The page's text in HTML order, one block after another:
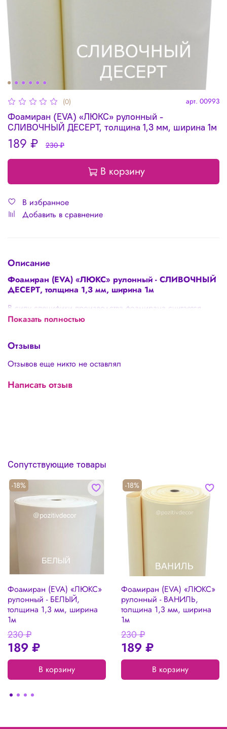
(0) арт. 00993
Фоамиран (EVA) «ЛЮКС» рулонный -
СЛИВОЧНЫЙ ДЕСЕРТ, толщина 1,3 мм, ширина 1м
189 ₽ 230 ₽
В корзину
В избранное
Добавить в сравнение
Описание
Фоамиран (EVA) «ЛЮКС» рулонный - СЛИВОЧНЫЙ
ДЕСЕРТ, толщина 1,3 мм, ширина 1м
В силу специфики производства фоамирана считается
допустимым:
3 мм. Более крупные отверстия компенсируем
Показать полностью
Отзывы
Отзывов еще никто не оставлял
Написать отзыв
Сопутствующие товары
-18%
Фоамиран (EVA) «ЛЮКС»
рулонный - БЕЛЫЙ,
толщина 1,3 мм, ширина
1м
230 ₽
189 ₽
В корзину
-18%
Фоамиран (EVA) «ЛЮКС»
рулонный - ВАНИЛЬ,
толщина 1,3 мм, ширина
1м
230 ₽
189 ₽
В корзину